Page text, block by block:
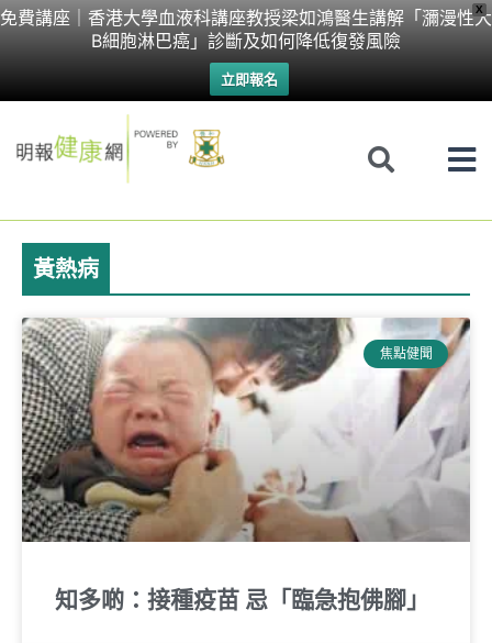
X
免費講座｜香港大學血液科講座教授梁如鴻醫生講解「瀰漫性大
B細胞淋巴癌」診斷及如何降低復發風險
立即報名
Skip
黃熱病
焦點健聞
知多啲：接種疫苗 忌「臨急抱佛腳」